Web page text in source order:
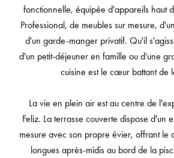
fonctionnelle, équipée d'appareils haut
Professional, de meubles sur mesure,
d'un garde-manger privatif. Qu'il
d'un petit-déjeuner en famille ou d'une
cuisine est le cœur battant de
La vie en plein air est au centre de
Feliz. La terrasse couverte dispose d'un
mesure avec son propre évier, offrant le
longues après-midis au bord de la